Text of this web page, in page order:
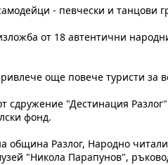
- певчески и танцови
от 18 автентични
още повече туристи за
сдружение "Дестинация
фонд.
община Разлог, Народно
"Никола Парапунов",